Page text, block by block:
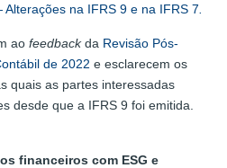
na IFRS 9 e na IFRS 7
ao feedbackda Revisão Pós-
de 2022 e esclarecem os
quais as partes interessadas
desde que a IFRS 9 foi emitida.
financeiros com ESG e